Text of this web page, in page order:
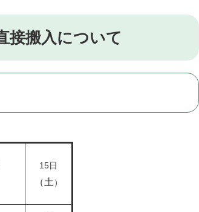
接搬入について
15日
（土 ）